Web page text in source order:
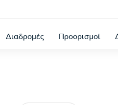
Διαδρομές Προορισμοί